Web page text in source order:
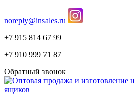
noreply@insales.ru
+7 915 814 67 99
+7 910 999 71 87
Обратный звонок